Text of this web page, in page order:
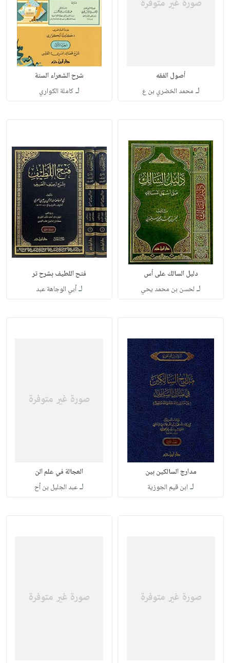
أصول الفقه
لـ محمد الخضري بن ع
شرح الشعراء الستة
لـكاملة الكواري
دليل السالك على أس
لـ لحسن بن محمد يحي
فتح اللطيف بشرح تر
لـأبي الوجاهة عبد
مدارج السالكين بين
لـ ابن قيم الجوزية
العجالة في علم الن
لـعبد الجليل بن أح